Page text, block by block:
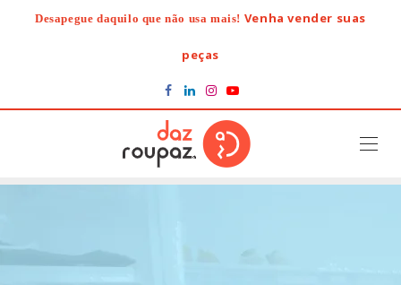
Desapegue daquilo que não usa mais! Venha vender suas
peças